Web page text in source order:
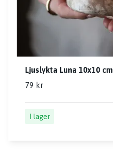
Ljuslykta Luna 10x10 cm
79 kr
I lager